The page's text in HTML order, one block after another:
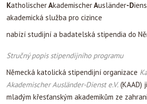
KatholischerAkademischerAusländer-D
akademická služba pro cizince
nabízí studijní a badatelská stipendia do
Stručný popis stipendijního programu
Německá katolická stipendijní organizace
Akademischer Ausländer-Dienst e.V. (KAAD)
mladým křesťanským akademikům ze